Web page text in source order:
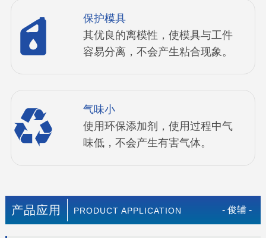
保护模具
其优良的离模性，使模具与工件
容易分离，不会产生粘合现象。
气味小
使用环保添加剂，使用过程中气
味低，不会产生有害气体。
产品应用 PRODUCT APPLICATION - 俊辅 -